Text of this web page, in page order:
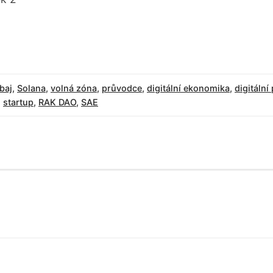
, Solana, volná zóna, průvodce, digitální ekonomika, digitální
startup, RAK DAO, SAE